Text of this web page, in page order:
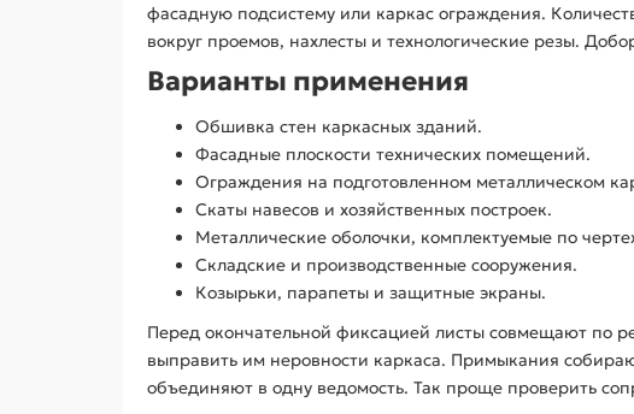
фасадную подсистему или каркас ограждения.
вокруг проемов, нахлесты и технологические резы.
Варианты применения
Обшивка стен каркасных зданий.
Фасадные плоскости технических помещений.
Ограждения на подготовленном металлическом
Скаты навесов и хозяйственных построек.
Металлические оболочки, комплектуемые по
Складские и производственные сооружения.
Козырьки, парапеты и защитные экраны.
Перед окончательной фиксацией листы совмещают по
выправить им неровности каркаса. Примыкания
объединяют в одну ведомость. Так проще проверить